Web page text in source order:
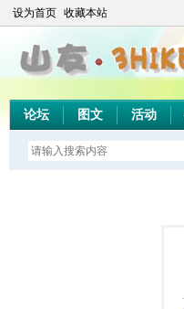
设为首页 收藏本站
论坛 图文 活动